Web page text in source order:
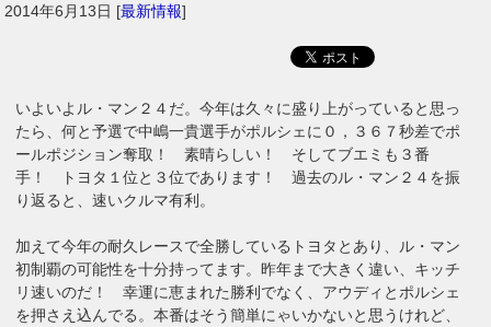
2014年6月13日 [最新情報]
いよいよル・マン２４だ。今年は久々に盛り上がっていると思っ
たら、何と予選で中嶋一貴選手がポルシェに０，３６７秒差でポ
ールポジション奪取！ 素晴らしい！ そしてブエミも３番
手！ トヨタ１位と３位であります！ 過去のル・マン２４を振
り返ると、速いクルマ有利。
加えて今年の耐久レースで全勝しているトヨタとあり、ル・マン
初制覇の可能性を十分持ってます。昨年まで大きく違い、キッチ
リ速いのだ！ 幸運に恵まれた勝利でなく、アウディとポルシェ
を押さえ込んでる。本番はそう簡単にゃいかないと思うけれど、